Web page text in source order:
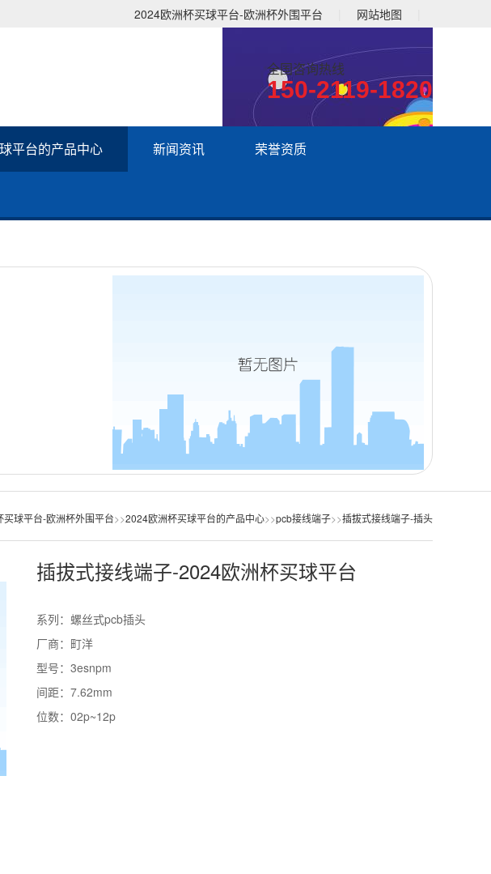
2024欧洲杯买球平台-欧洲杯外围平台 网站地图
全国咨询热线
150-2119-1820
平台的产品中心 新闻资讯 荣誉资质
球平台-欧洲杯外围平台>>2024欧洲杯买球平台的产品中心>>pcb接线端子>>插拔式接线端子-插头
插拔式接线端子-2024欧洲杯买球平台
系列：螺丝式pcb插头
厂商：町洋
型号：3esnpm
间距：7.62mm
位数：02p~12p